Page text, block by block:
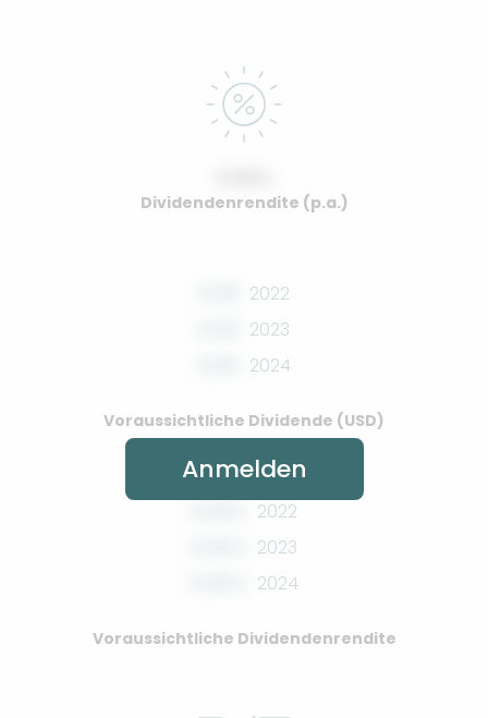
Dividendenrendite (p.a.)
2022
2023
2024
Voraussichtliche Dividende (USD)
2022
2023
2024
Voraussichtliche Dividendenrendite
Anmelden